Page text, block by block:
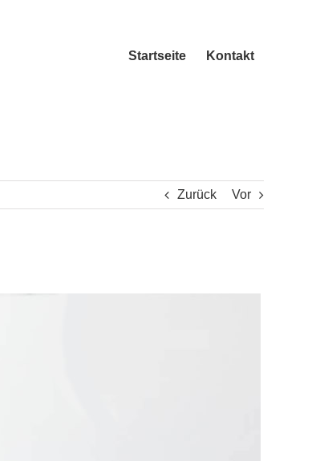
Startseite Kontakt
Zurück Vor